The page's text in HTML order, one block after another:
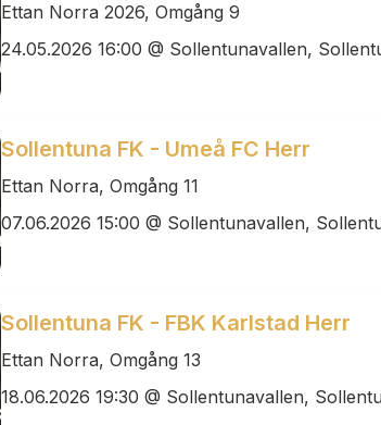
Ettan Norra 2026, Omgång 9
24.05.2026 16:00 @ Sollentunavallen,
Sollentuna FK - Umeå FC Herr
Ettan Norra, Omgång 11
07.06.2026 15:00 @ Sollentunavallen,
Sollentuna FK - FBK Karlstad Herr
Ettan Norra, Omgång 13
18.06.2026 19:30 @ Sollentunavallen,